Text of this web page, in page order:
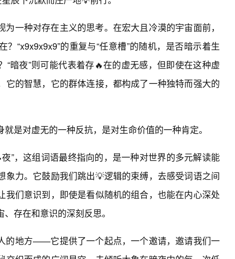
一种对存在主义的思考。在宏大且冷漠的宇宙面前，
“x9x9x9x9”的重复与“任意槽”的随机，是否暗示着生
“暗夜”则可能代表着存🔥在的虚无感，但即使在这种虚
它的智慧，它的群体连接，都构成了一种独特而强大的
是对虚无的一种反抗，是对生命价值的一种肯定。
”，这组词语最终指向的，是一种对世界的多元解读能
象力。它鼓励我们跳出💡逻辑的束缚，去感受词语之间
我们意识到，即使是看似随机的组合，也能在内心深处
存在和意识的深刻反思。
的地方——它提供了一个起点，一个邀请，邀请我们一